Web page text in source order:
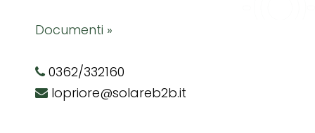
Documenti »
0362/332160
lopriore@solareb2b.it